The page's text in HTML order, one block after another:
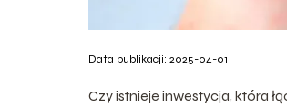
Data publikacji: 2025-04-01
Czy istnieje inwestycja, która